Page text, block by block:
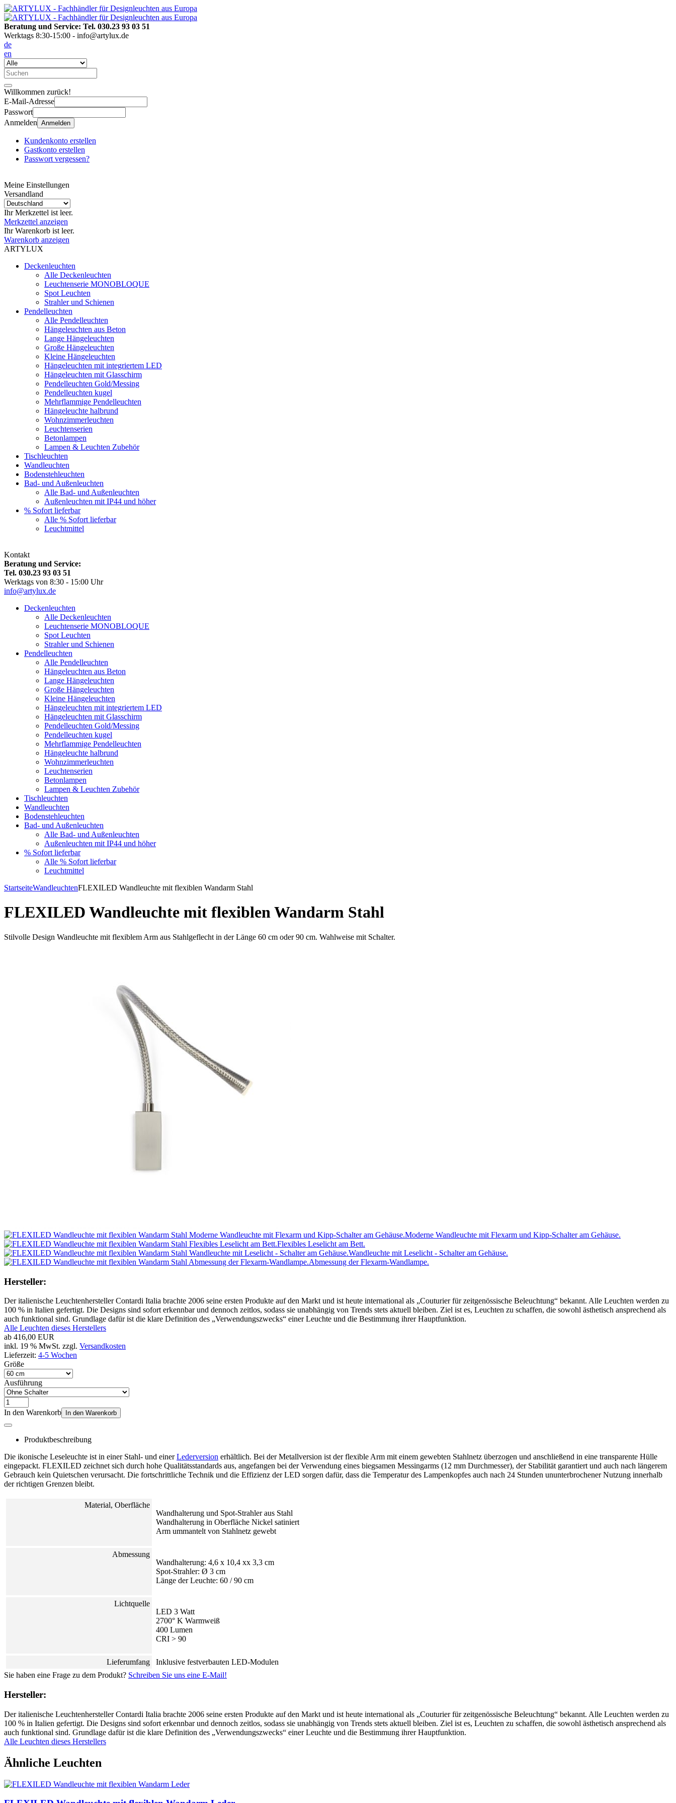
Beratung und Service: Tel. 030.23 93 03 51
Werktags 8:30-15:00 - info@artylux.de
de
en
Willkommen zurück!
E-Mail-Adresse
Passwort
Anmelden Anmelden
Kundenkonto erstellen
Gastkonto erstellen
Passwort vergessen?
Meine Einstellungen
Versandland
Ihr Merkzettel ist leer.
Merkzettel anzeigen
Ihr Warenkorb ist leer.
Warenkorb anzeigen
ARTYLUX
Deckenleuchten
Alle Deckenleuchten
Leuchtenserie MONOBLOQUE
Spot Leuchten
Strahler und Schienen
Pendelleuchten
Alle Pendelleuchten
Hängeleuchten aus Beton
Lange Hängeleuchten
Große Hängeleuchten
Kleine Hängeleuchten
Hängeleuchten mit integriertem LED
Hängeleuchten mit Glasschirm
Pendelleuchten Gold/Messing
Pendelleuchten kugel
Mehrflammige Pendelleuchten
Hängeleuchte halbrund
Wohnzimmerleuchten
Leuchtenserien
Betonlampen
Lampen & Leuchten Zubehör
Tischleuchten
Wandleuchten
Bodenstehleuchten
Bad- und Außenleuchten
Alle Bad- und Außenleuchten
Außenleuchten mit IP44 und höher
% Sofort lieferbar
Alle % Sofort lieferbar
Leuchtmittel
Kontakt
Beratung und Service:
Tel. 030.23 93 03 51
Werktags von 8:30 - 15:00 Uhr
info@artylux.de
Deckenleuchten
Alle Deckenleuchten
Leuchtenserie MONOBLOQUE
Spot Leuchten
Strahler und Schienen
Pendelleuchten
Alle Pendelleuchten
Hängeleuchten aus Beton
Lange Hängeleuchten
Große Hängeleuchten
Kleine Hängeleuchten
Hängeleuchten mit integriertem LED
Hängeleuchten mit Glasschirm
Pendelleuchten Gold/Messing
Pendelleuchten kugel
Mehrflammige Pendelleuchten
Hängeleuchte halbrund
Wohnzimmerleuchten
Leuchtenserien
Betonlampen
Lampen & Leuchten Zubehör
Tischleuchten
Wandleuchten
Bodenstehleuchten
Bad- und Außenleuchten
Alle Bad- und Außenleuchten
Außenleuchten mit IP44 und höher
% Sofort lieferbar
Alle % Sofort lieferbar
Leuchtmittel
StartseiteWandleuchtenFLEXILED Wandleuchte mit flexiblen Wandarm Stahl
FLEXILED Wandleuchte mit flexiblen Wandarm Stahl
Stilvolle Design Wandleuchte mit flexiblem Arm aus Stahlgeflecht in der Länge 60 cm oder 90 cm. Wahlweise mit Schalter.
Moderne Wandleuchte mit Flexarm und Kipp-Schalter am Gehäuse.
Flexibles Leselicht am Bett.
Wandleuchte mit Leselicht - Schalter am Gehäuse.
Abmessung der Flexarm-Wandlampe.
Hersteller:
Der italienische Leuchtenhersteller Contardi Italia brachte 2006 seine ersten Produkte auf den Markt und ist heute international als „Couturier für zeitgenössische Beleuchtung“ bekannt. Alle Leuchten werden zu
100 % in Italien gefertigt. Die Designs sind sofort erkennbar und dennoch zeitlos, sodass sie unabhängig von Trends stets aktuell bleiben. Ziel ist es, Leuchten zu schaffen, die sowohl ästhetisch ansprechend als
auch funktional sind. Grundlage dafür ist die klare Definition des „Verwendungszwecks“ einer Leuchte und die Bestimmung ihrer Hauptfunktion.
Alle Leuchten dieses Herstellers
ab 416,00 EUR
inkl. 19 % MwSt. zzgl. Versandkosten
Lieferzeit: 4-5 Wochen
Größe
Ausführung
In den Warenkorb In den Warenkorb
Produktbeschreibung
Die ikonische Leseleuchte ist in einer Stahl- und einerLederversion erhältlich. Bei der Metallversion ist der flexible Arm mit einem gewebten Stahlnetz überzogen und anschließend in eine transparente Hülle
eingepackt. FLEXILED zeichnet sich durch hohe Qualitätsstandards aus, angefangen bei der Verwendung eines biegsamen Messingarms (12 mm Durchmesser), der Stabilität garantiert und auch nach längerem
Gebrauch kein Quietschen verursacht. Die fortschrittliche Technik und die Effizienz der LED sorgen dafür, dass die Temperatur des Lampenkopfes auch nach 24 Stunden ununterbrochener Nutzung innerhalb
der richtigen Grenzen bleibt.
Material, Oberfläche
Wandhalterung und Spot-Strahler aus Stahl
Wandhalterung in Oberfläche Nickel satiniert
Arm ummantelt von Stahlnetz gewebt
Abmessung
Wandhalterung: 4,6 x 10,4 xx 3,3 cm
Spot-Strahler: Ø 3 cm
Länge der Leuchte: 60 / 90 cm
Lichtquelle
LED 3 Watt
2700° K Warmweiß
400 Lumen
CRI > 90
Lieferumfang
Inklusive festverbauten LED-Modulen
Sie haben eine Frage zu dem Produkt? Schreiben Sie uns eine E-Mail!
Hersteller:
Der italienische Leuchtenhersteller Contardi Italia brachte 2006 seine ersten Produkte auf den Markt und ist heute international als „Couturier für zeitgenössische Beleuchtung“ bekannt. Alle Leuchten werden zu
100 % in Italien gefertigt. Die Designs sind sofort erkennbar und dennoch zeitlos, sodass sie unabhängig von Trends stets aktuell bleiben. Ziel ist es, Leuchten zu schaffen, die sowohl ästhetisch ansprechend als
auch funktional sind. Grundlage dafür ist die klare Definition des „Verwendungszwecks“ einer Leuchte und die Bestimmung ihrer Hauptfunktion.
Alle Leuchten dieses Herstellers
Ähnliche Leuchten